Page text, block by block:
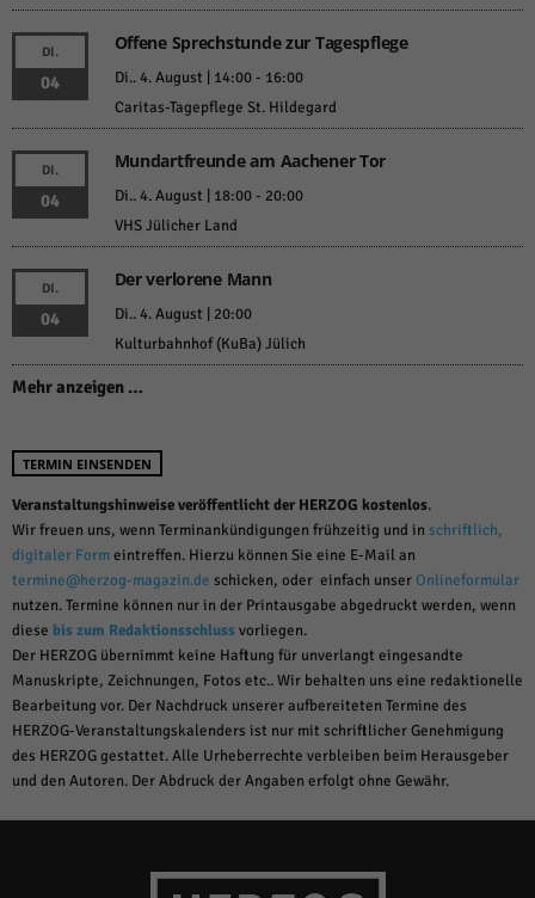
DI.
04
Offene Sprechstunde zur Tagespflege
Di.. 4. August | 14:00- 16:00
Caritas-Tagepflege St. Hildegard
DI.
04
Mundartfreunde am Aachener Tor
Di.. 4. August | 18:00- 20:00
VHS Jülicher Land
DI.
04
Der verlorene Mann
Di.. 4. August | 20:00
Kulturbahnhof (KuBa) Jülich
Mehr anzeigen …
TERMIN EINSENDEN
Veranstaltungshinweise veröffentlicht der HERZOG kostenlos.
Wir freuen uns, wenn Terminankündigungen frühzeitig und in schriftlich,
digitaler Formeintreffen. Hierzu können Sie eine E-Mail an
termine@herzog-magazin.de schicken, oder einfach unserOnlineformular
nutzen. Termine können nur in der Printausgabe abgedruckt werden, wenn
diese bis zum Redaktionsschlussvorliegen.
Der HERZOG übernimmt keine Haftung für unverlangt eingesandte
Manuskripte, Zeichnungen, Fotos etc.. Wir behalten uns eine redaktionelle
Bearbeitung vor. Der Nachdruck unserer aufbereiteten Termine des
HERZOG-Veranstaltungskalenders ist nur mit schriftlicher Genehmigung
des HERZOG gestattet. Alle Urheberrechte verbleiben beim Herausgeber
und den Autoren. Der Abdruck der Angaben erfolgt ohne Gewähr.